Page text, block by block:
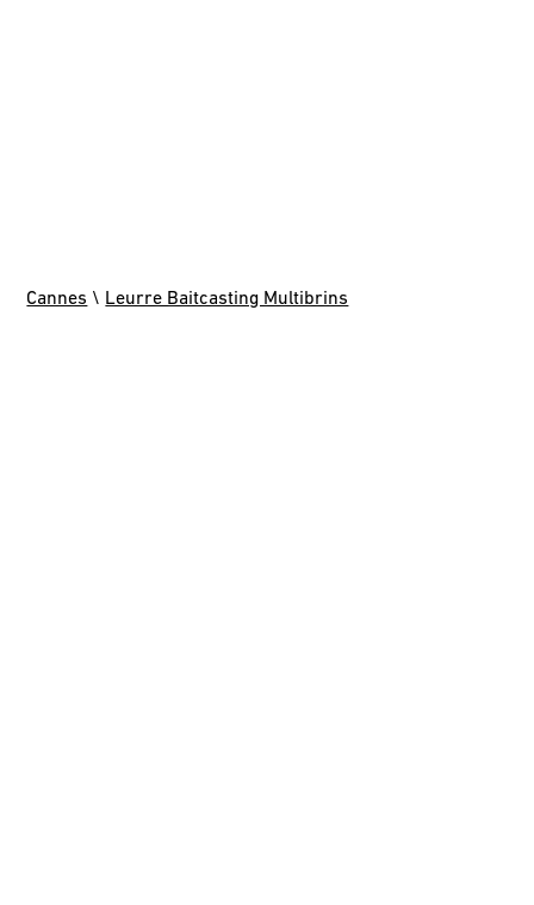
Cannes \ Leurre Baitcasting Multibrins